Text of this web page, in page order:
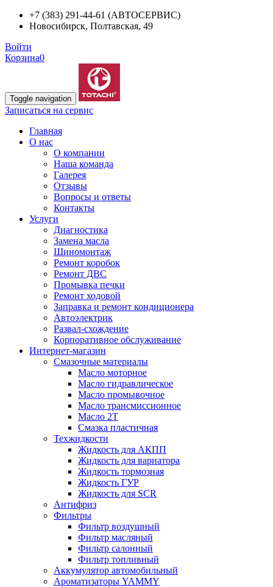
+7 (383) 291-44-61 (АВТОСЕРВИС)
Новосибирск, Полтавская, 49
Войти
Корзина0
Toggle navigation
Записаться на сервис
Главная
О нас
О компании
Наша команда
Галерея
Отзывы
Вопросы и ответы
Контакты
Услуги
Диагностика
Замена масла
Шиномонтаж
Ремонт коробок
Ремонт ДВС
Промывка печки
Ремонт ходовой
Заправка и ремонт кондиционера
Автоэлектрик
Развал-схождение
Корпоративное обслуживание
Интернет-магазин
Смазочные материалы
Масло моторное
Масло гидравлическое
Масло промывочное
Масло трансмиссионное
Масло 2Т
Смазка пластичная
Техжидкости
Жидкость для АКПП
Жидкость для вариатора
Жидкость тормозная
Жидкость ГУР
Жидкость для SCR
Антифриз
Фильтры
Фильтр воздушный
Фильтр масляный
Фильтр салонный
Фильтр топливный
Аккумулятор автомобильный
Ароматизаторы YAMMY